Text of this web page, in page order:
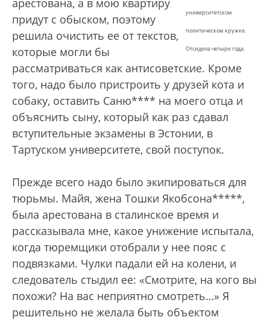
университетском
политическом кружке.
Отсидела четыре года.
арестована, а в мою квартиру
придут с обыском, поэтому
решила очистить ее от текстов,
которые могли бы
рассматриваться как антисоветские. Кроме
того, надо было пристроить у друзей кота и
собаку, оставить Саню**** на моего отца и
объяснить сыну, который как раз сдавал
вступительные экзамены в Эстонии, в
Тартуском университете, свой поступок.
Прежде всего надо было экипироваться для
тюрьмы. Майя, жена Тошки Якобсона*****,
была арестована в сталинское время и
рассказывала мне, какое унижение испытала,
когда тюремщики отобрали у нее пояс с
подвязками. Чулки падали ей на колени, и
следователь стыдил ее: «Смотрите, на кого вы
похожи? На вас неприятно смотреть…» Я
решительно не желала быть объектом